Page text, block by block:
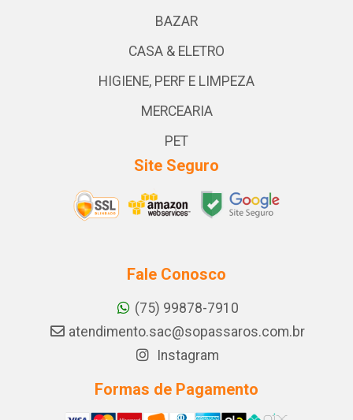
BAZAR
CASA & ELETRO
HIGIENE, PERF E LIMPEZA
MERCEARIA
PET
Site Seguro
Fale Conosco
(75) 99878-7910
atendimento.sac@sopassaros.com.br
Instagram
Formas de Pagamento